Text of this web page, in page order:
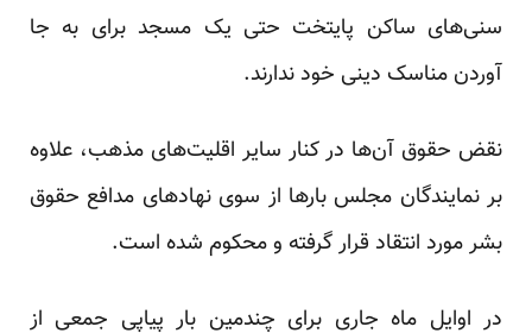
سنی‌های ساکن پایتخت حتی یک مسجد برای به جا
آوردن مناسک دینی خود ندارند.
نقض حقوق آن‌ها در کنار سایر اقلیت‌های مذهب، علاوه
بر نمایندگان مجلس بار‌ها از سوی نهادهای مدافع حقوق
بشر مورد انتقاد قرار گرفته و محکوم شده است.
در اوایل ماه جاری برای چندمین بار پیاپی جمعی از